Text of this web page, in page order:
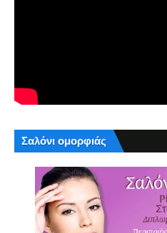
Σαλόνι ομορφιάς